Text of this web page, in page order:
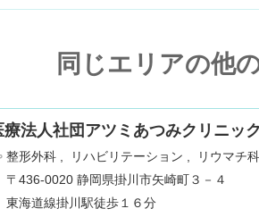
同じエリアの他
療法人社団アツミあつみクリニッ
整形外科 リハビリテーション
リウマチ
〒436-0020 静岡県掛川市矢崎町３－４
東海道線掛川駅徒歩１６分